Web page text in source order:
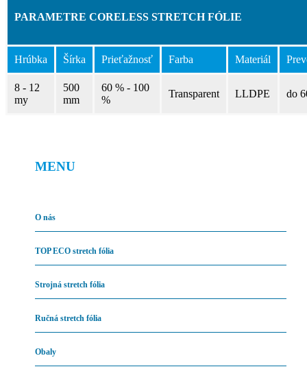
PARAMETRE CORELESS STRETCH FÓLIE
Hrúbka Šírka Prieťažnosť Farba Materiál
8 - 12
my
500
mm
60 % - 100
%
Transparent LLDPE do
MENU
O nás
TOP ECO stretch fólia
Strojná stretch fólia
Ručná stretch fólia
Obaly